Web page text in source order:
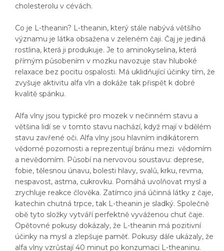
cholesterolu v cévách.
Co je L-theanin? L-theanin, který stále nabývá většího
významu je látka obsažena v zeleném čaji. Čaj je jediná
rostlina, která ji produkuje. Je to aminokyselina, která
přímým působením v mozku navozuje stav hluboké
relaxace bez pocitu ospalosti. Má uklidňující účinky tím, že
zvyšuje aktivitu alfa vln a dokáže tak přispět k dobré
kvalitě spánku.
Alfa vlny jsou typické pro mozek v nečinném stavu a
většina lidí se v tomto stavu nachází, když mají v bdělém
stavu zavřené oči. Alfa vlny jsou hlavním indikátorem
vědomé pozornosti a reprezentují bránu mezi vědomím
a nevědomím. Působí na nervovou soustavu: deprese,
fobie, tělesnou únavu, bolesti hlavy, svalů, krku, revma,
nespavost, astma, cukrovku. Pomáhá uvolňovat mysl a
zrychluje reakce člověka. Zatímco jiná účinná látky z čaje,
katechin chutná trpce, tak L-theanin je sladký. Společně
obě tyto složky vytváří perfektně vyváženou chuť čaje.
Opětovné pokusy dokázaly, že L-theanin má pozitivní
účinky na mysl a zlepšuje paměť. Pokusy dále ukázaly, že
alfa vlny vzrůstají 40 minut po konzumaci L-theaninu.